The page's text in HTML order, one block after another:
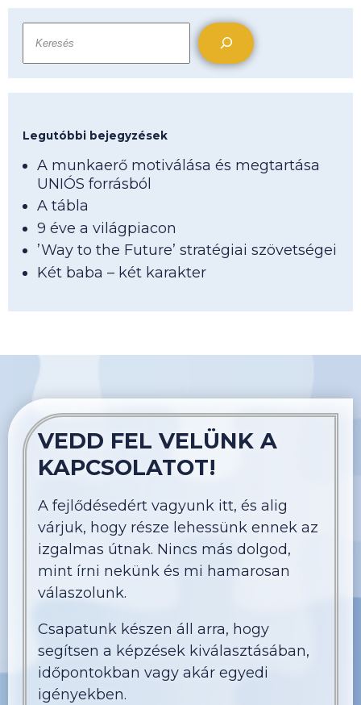
Legutóbbi bejegyzések
A munkaerő motiválása és megtartása
UNIÓS forrásból
A tábla
9 éve a világpiacon
’Way to the Future’ stratégiai szövetségei
Két baba – két karakter
VEDD FEL VELÜNK A
KAPCSOLATOT!
A fejlődésedért vagyunk itt, és alig
várjuk, hogy része lehessünk ennek az
izgalmas útnak. Nincs más dolgod,
mint írni nekünk és mi hamarosan
válaszolunk.
Csapatunk készen áll arra, hogy
segítsen a képzések kiválasztásában,
időpontokban vagy akár egyedi
igényekben.